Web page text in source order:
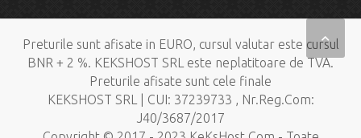
Preturile sunt afisate in EURO, cursul valutar este cursul
BNR + 2 %. KEKSHOST SRL este neplatitoare de TVA.
Preturile afisate sunt cele finale
KEKSHOST SRL | CUI: 37239733 , Nr.Reg.Com:
J40/3687/2017